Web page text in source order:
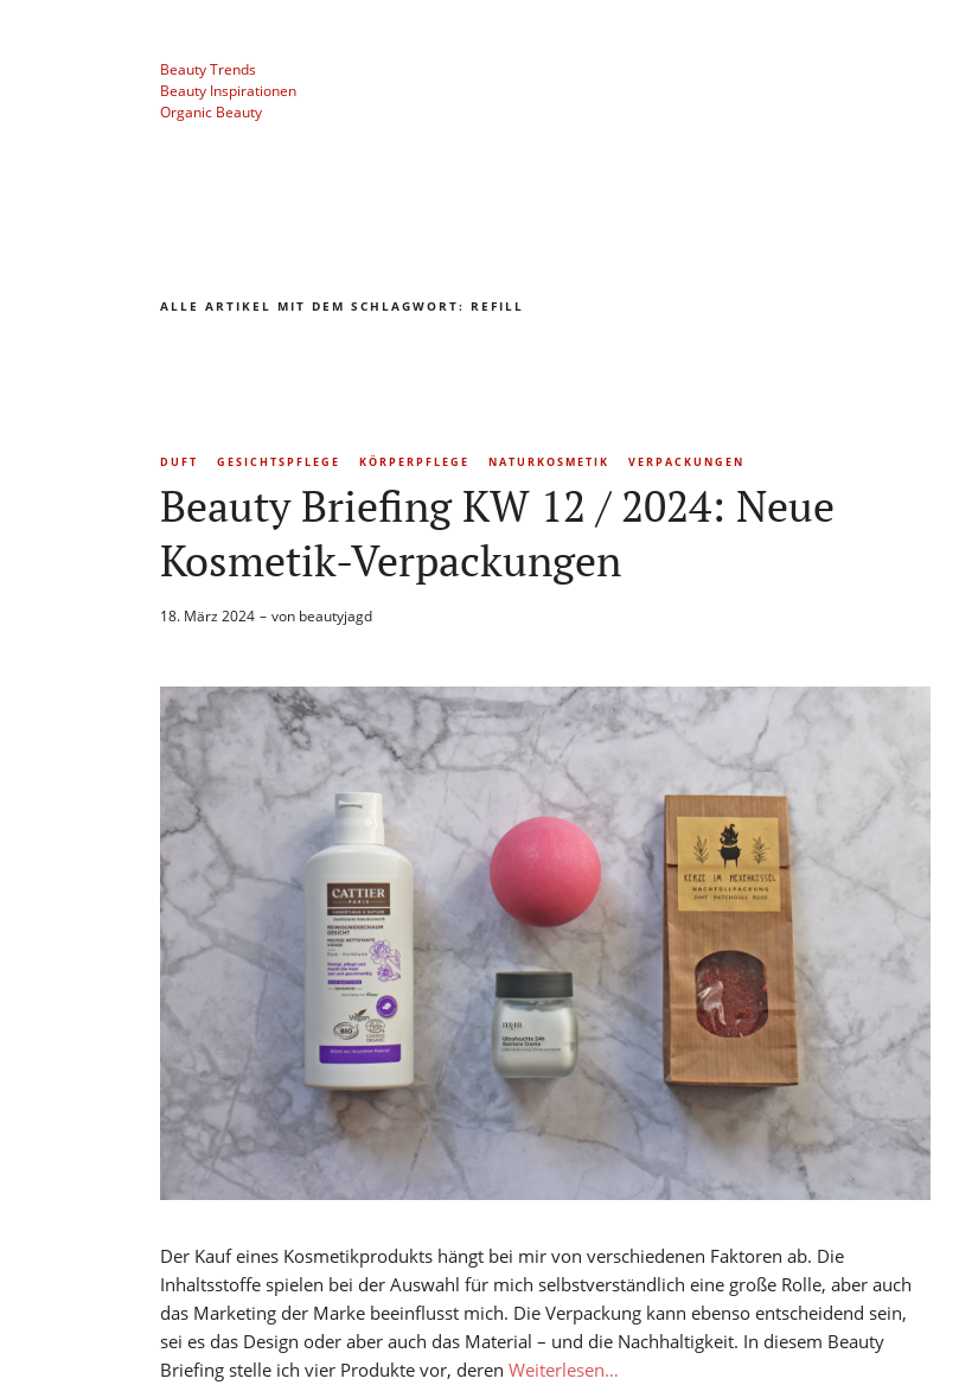
Beauty Trends
Beauty Inspirationen
Organic Beauty
ALLE ARTIKEL MIT DEM SCHLAGWORT: REFILL
DUFT GESICHTSPFLEGE KÖRPERPFLEGE NATURKOSMETIK VERPACKUNGEN
Beauty Briefing KW 12 / 2024: Neue
Kosmetik-Verpackungen
18. März 2024 von beautyjagd
Der Kauf eines Kosmetikprodukts hängt bei mir von verschiedenen Faktoren ab. Die
Inhaltsstoffe spielen bei der Auswahl für mich selbstverständlich eine große Rolle, aber auch
das Marketing der Marke beeinflusst mich. Die Verpackung kann ebenso entscheidend sein,
sei es das Design oder aber auch das Material – und die Nachhaltigkeit. In diesem Beauty
Briefing stelle ich vier Produkte vor, deren Weiterlesen…